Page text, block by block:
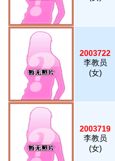
2003722
李教员
(女)
2003719
李教员
(女)